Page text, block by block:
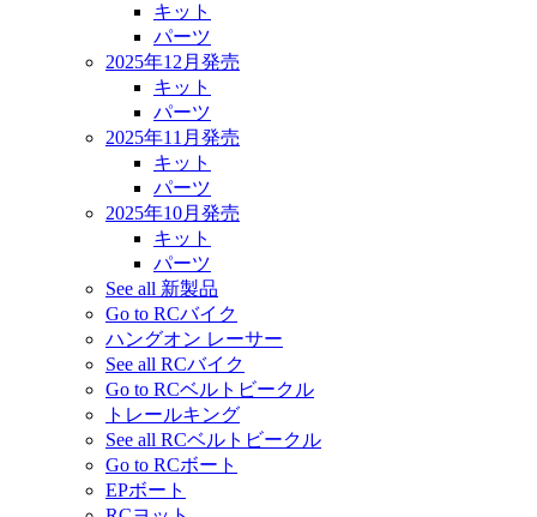
キット
パーツ
2025年12月発売
キット
パーツ
2025年11月発売
キット
パーツ
2025年10月発売
キット
パーツ
See all 新製品
Go to RCバイク
ハングオン レーサー
See all RCバイク
Go to RCベルトビークル
トレールキング
See all RCベルトビークル
Go to RCボート
EPボート